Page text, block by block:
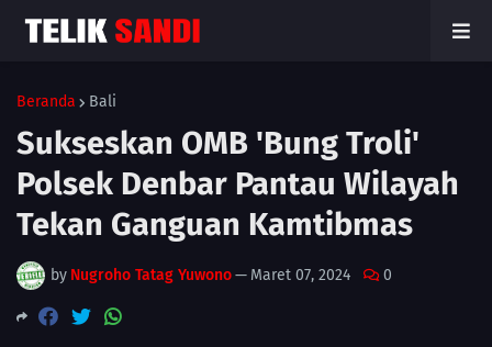
Beranda Bali
Sukseskan OMB 'Bung Troli'
Polsek Denbar Pantau Wilayah
Tekan Ganguan Kamtibmas
by Nugroho Tatag Yuwono— Maret 07, 2024 0